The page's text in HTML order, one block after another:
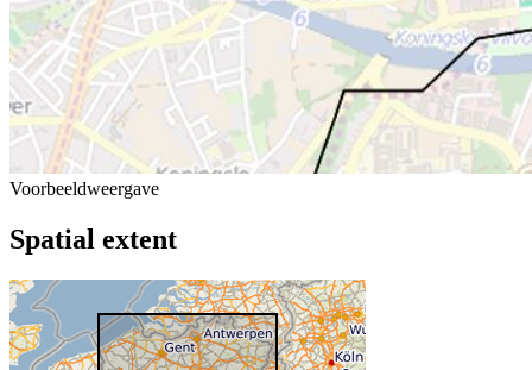
Voorbeeldweergave
Spatial extent